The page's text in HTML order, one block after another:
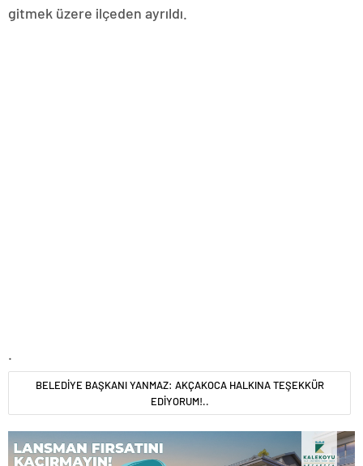
gitmek üzere ilçeden ayrıldı.
BELEDİYE BAŞKANI YANMAZ: AKÇAKOCA HALKINA TEŞEKKÜR
EDİYORUM!..